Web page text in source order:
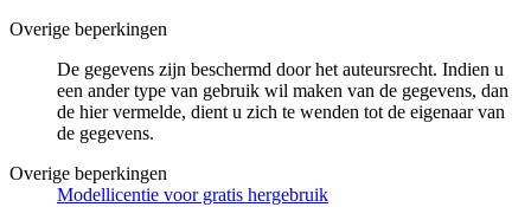
Overige beperkingen
De gegevens zijn beschermd door het auteursrecht. Indien u
een ander type van gebruik wil maken van de gegevens, dan
de hier vermelde, dient u zich te wenden tot de eigenaar van
de gegevens.
Overige beperkingen
Modellicentie voor gratis hergebruik